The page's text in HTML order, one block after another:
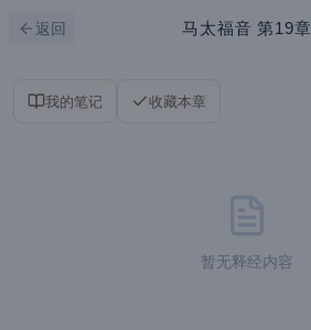
返回 马太福音 第19章
我的笔记 收藏本章
暂无释经内容